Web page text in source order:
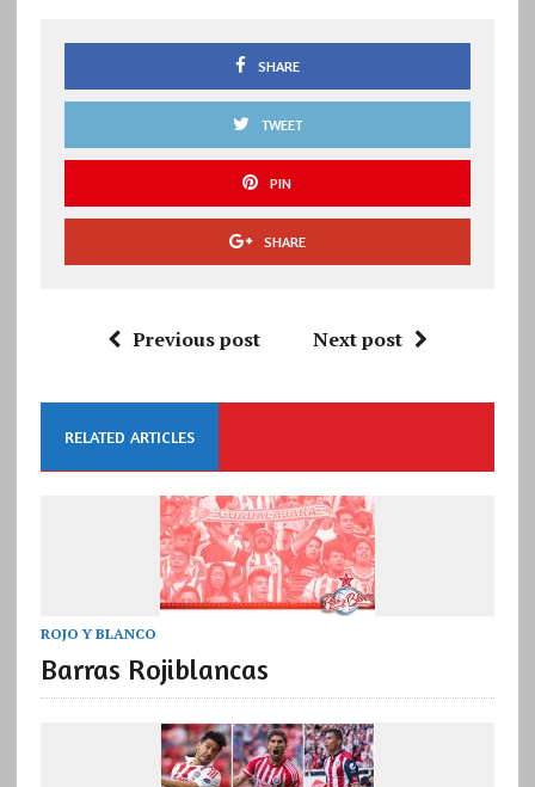
SHARE
TWEET
PIN
SHARE
Previous post Next post
RELATED ARTICLES
ROJO Y BLANCO
Barras Rojiblancas